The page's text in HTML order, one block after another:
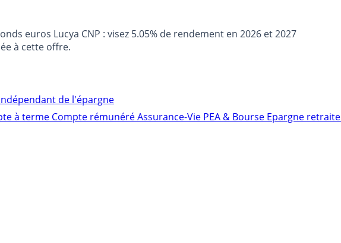
euros Lucya CNP : visez 5.05% de rendement en 2026 et 2027
à cette offre.
de l'épargne
à terme Compte rémunéréAssurance-Vie PEA & Bourse Epargne retraite